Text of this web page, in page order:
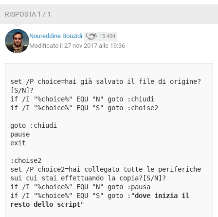
RISPOSTA 1 / 1
Noureddine Bouzidi 15.404
Modificato il 27 nov 2017 alle 19:36
set /P choice=hai già salvato il file di origine?
[S/N]?
if /I "%choice%" EQU "N" goto :chiudi
if /I "%choice%" EQU "S" goto :choise2
goto :chiudi
pause
exit
:choise2
set /P choice2=hai collegato tutte le periferiche
sui cui stai effettuando la copia?[S/N]?
if /I "%choice%" EQU "N" goto :pausa
if /I "%choice%" EQU "S" goto :"dove inizia il
resto dello script"